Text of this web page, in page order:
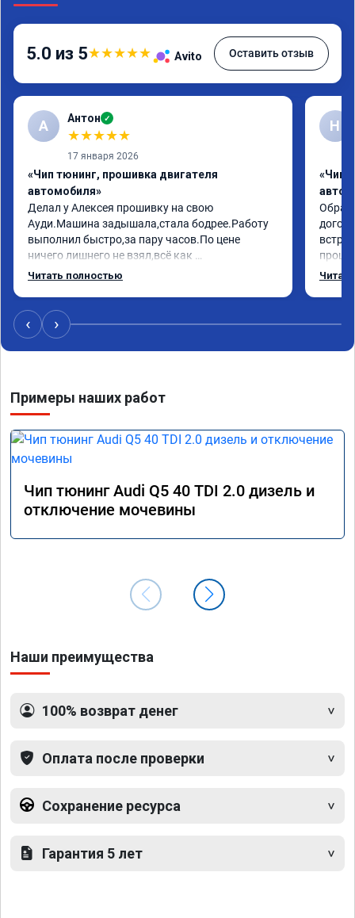
5.0 из 5★★★★★ Avito Оставить отзыв
А Антон ✓
★★★★★
17 января 2026
«Чип тюнинг, прошивка двигателя
автомобиля»
Делал у Алексея прошивку на свою
Ауди.Машина задышала,стала бодрее.Работу
выполнил быстро,за пару часов.По цене
ничего лишнего не взял,всё как
договаривались заранее.После работы
поломки авто.Однозначно рекомендую
Алексея как грамотного специалиста!
Читать полностью
Н
«Чип
Арман
‹ ›
Примеры наших работ
Чип тюнинг Audi Q5 40 TDI 2.0 дизель и
отключение мочевины
Наши преимущества
100% возврат денег
Оплата после проверки
Сохранение ресурса
Гарантия 5 лет